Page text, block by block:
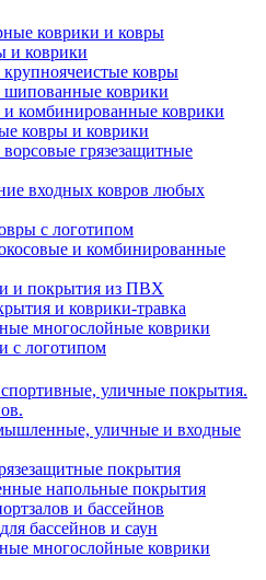
коврики и ковры
и коврики
ковры
шипованные коврики
и комбинированные коврики
ковры и коврики
грязезащитные
входных ковров любых
с логотипом
и комбинированные
и покрытия из ПВХ
и коврики-травка
многослойные коврики
с логотипом
уличные покрытия.
уличные и входные
покрытия
напольные покрытия
и бассейнов
бассейнов и саун
многослойные коврики